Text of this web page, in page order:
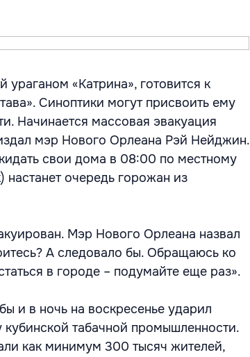
«Катрина», готовится к
Синоптики могут присвоить ему
Начинается массовая эвакуация
мэр Нового Орлеана Рэй Нейджин.
свои дома в 08:00 по местному
настанет очередь горожан из
Мэр Нового Орлеана назвал
А следовало бы. Обращаюсь ко
в городе – подумайте еще раз».
и в ночь на воскресенье ударил
табачной промышленности.
как минимум 300 тысяч жителей,